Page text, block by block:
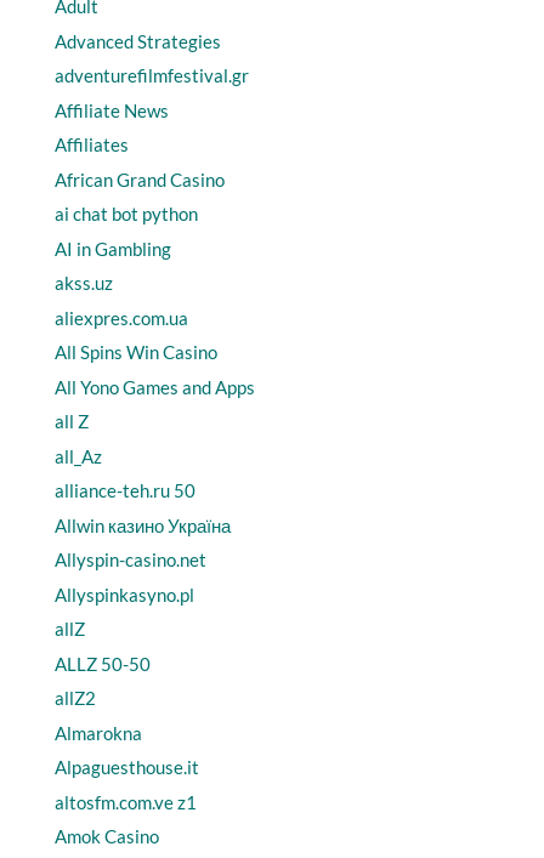
Adult
Advanced Strategies
adventurefilmfestival.gr
Affiliate News
Affiliates
African Grand Casino
ai chat bot python
AI in Gambling
akss.uz
aliexpres.com.ua
All Spins Win Casino
All Yono Games and Apps
all Z
all_Az
alliance-teh.ru 50
Allwin казино Україна
Allyspin-casino.net
Allyspinkasyno.pl
allZ
ALLZ 50-50
allZ2
Almarokna
Alpaguesthouse.it
altosfm.com.ve z1
Amok Casino